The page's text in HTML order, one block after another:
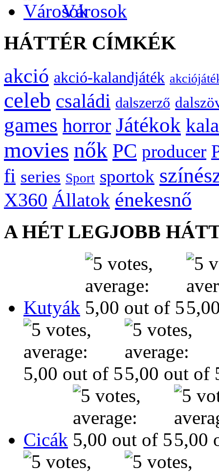
Városok
HÁTTÉR CÍMKÉK
akció akció-kalandjáték
celeb családi dalszerző
games horror Játékok
movies nők PC producer
fi series Sport sportok
X360 Állatok énekesnő
A HÉT LEGJOBB
Kutyák
Cicák